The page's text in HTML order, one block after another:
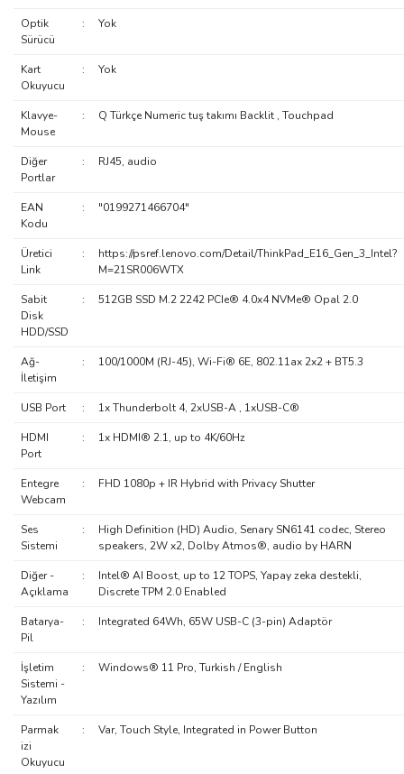
Optik
Sürücü
: Yok
Kart
Okuyucu
: Yok
Klavye-
Mouse
: Q Türkçe Numeric tuş takımı Backlit , Touchpad
Diğer
Portlar
: RJ45, audio
EAN
Kodu
: "0199271466704"
Üretici
Link
:
https://psref.lenovo.com/Detail/ThinkPad_E16_Gen_3_Intel?
M=21SR006WTX
Sabit
Disk
HDD/SSD
: 512GB SSD M.2 2242 PCIe® 4.0x4 NVMe® Opal 2.0
Ağ-
İletişim
: 100/1000M (RJ-45), Wi-Fi® 6E, 802.11ax 2x2 + BT5.3
USB Port : 1x Thunderbolt 4, 2xUSB-A , 1xUSB-C®
HDMI
Port
: 1x HDMI® 2.1, up to 4K/60Hz
Entegre
Webcam
: FHD 1080p + IR Hybrid with Privacy Shutter
Ses
Sistemi
:
High Definition (HD) Audio, Senary SN6141 codec, Stereo
speakers, 2W x2, Dolby Atmos®, audio by HARN
Diğer -
Açıklama
:
Intel® AI Boost, up to 12 TOPS, Yapay zeka destekli,
Discrete TPM 2.0 Enabled
Batarya-
Pil
: Integrated 64Wh, 65W USB-C (3-pin) Adaptör
İşletim
Sistemi -
Yazılım
: Windows® 11 Pro, Turkish / English
Parmak
izi
Okuyucu
: Var, Touch Style, Integrated in Power Button